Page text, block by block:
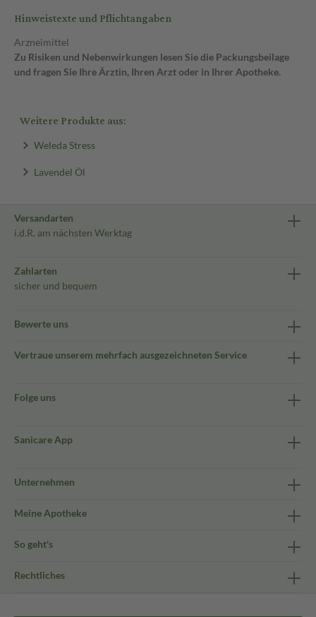
Hinweistexte und Pflichtangaben
Arzneimittel
Zu Risiken und Nebenwirkungen lesen Sie die Packungsbeilage
und fragen Sie Ihre Ärztin, Ihren Arzt oder in Ihrer Apotheke.
Weitere Produkte aus:
Weleda Stress
Lavendel Öl
Versandarten
i.d.R. am nächsten Werktag
Zahlarten
sicher und bequem
Bewerte uns
Vertraue unserem mehrfach ausgezeichneten Service
Folge uns
Sanicare App
Unternehmen
Meine Apotheke
So geht's
Rechtliches